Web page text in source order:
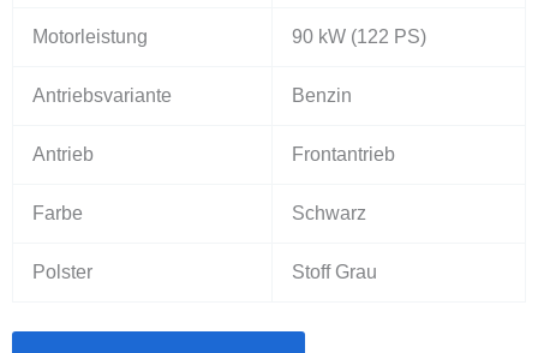
Motorleistung 90 kW (122 PS)
Antriebsvariante Benzin
Antrieb Frontantrieb
Farbe Schwarz
Polster Stoff Grau